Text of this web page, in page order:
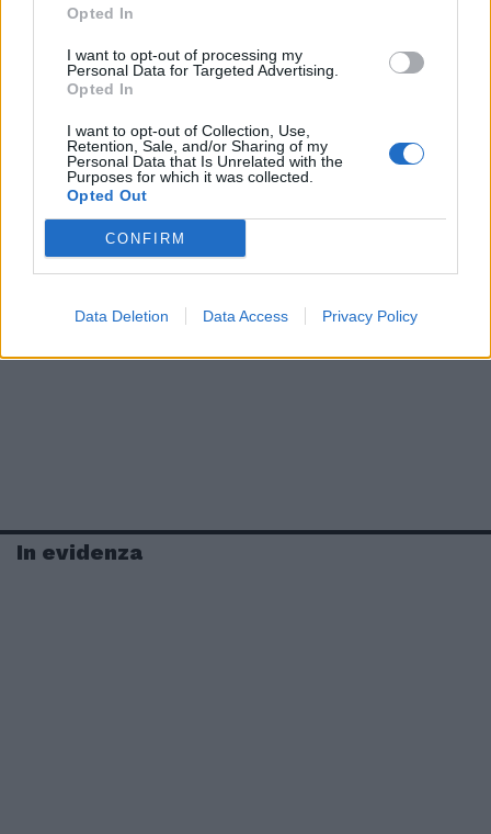
Opted In
I want to opt-out of processing my
Personal Data for Targeted Advertising.
Opted In
I want to opt-out of Collection, Use,
Retention, Sale, and/or Sharing of my
Personal Data that Is Unrelated with the
Purposes for which it was collected.
Opted Out
CONFIRM
Data Deletion Data Access Privacy Policy
In evidenza